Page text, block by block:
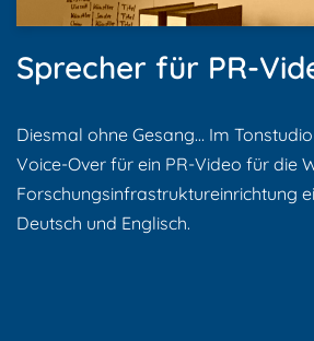
Sprecher für PR-
Diesmal ohne Gesang… Im
Voice-Over für ein PR-Video für die
Forschungsinfrastruktureinrichtung
Deutsch und Englisch.